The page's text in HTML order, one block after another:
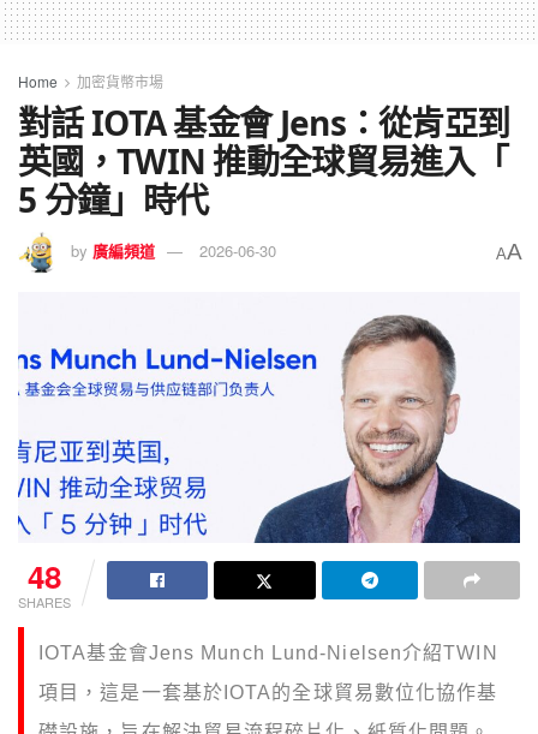
Home 加密貨幣市場
對話 IOTA 基金會 Jens：從肯亞到
英國，TWIN 推動全球貿易進入「
5 分鐘」時代
by 廣編頻道 2026-06-30 AA
48
SHARES
IOTA基金會Jens Munch Lund-Nielsen介紹TWIN
項目，這是一套基於IOTA的全球貿易數位化協作基